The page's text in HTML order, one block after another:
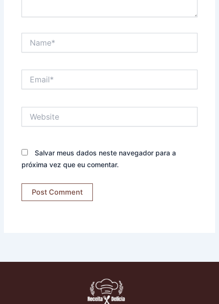
Salvar meus dados neste navegador para a
próxima vez que eu comentar.